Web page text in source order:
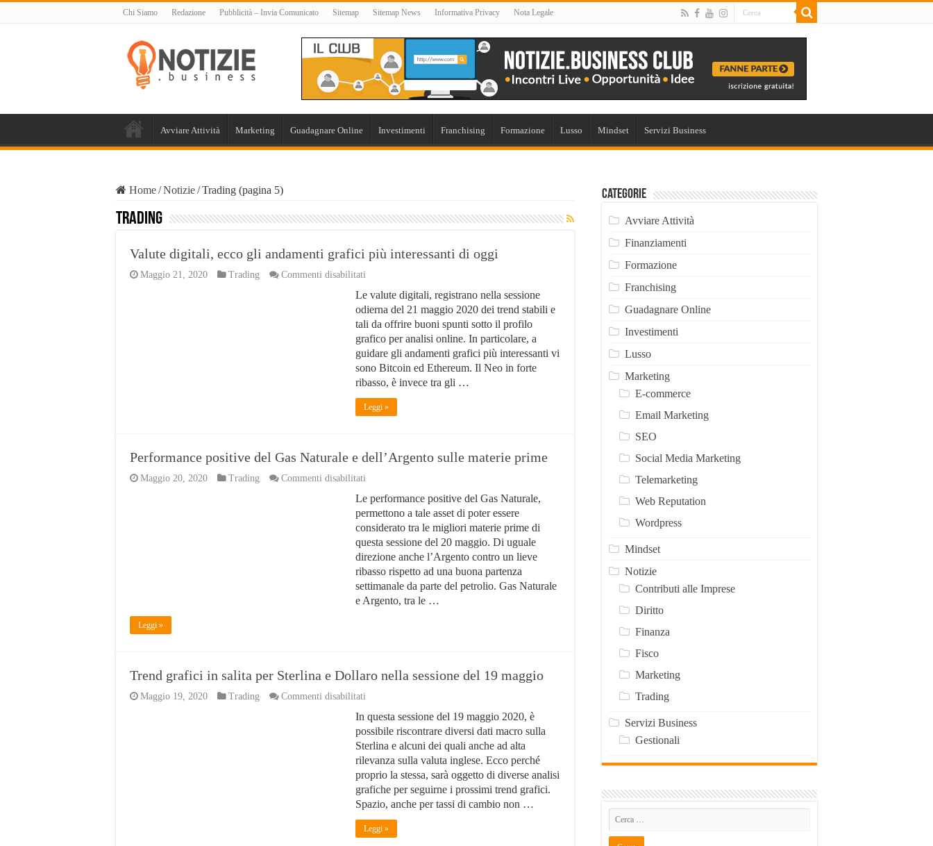
Chi Siamo Redazione Pubblicità – Invia Comunicato Sitemap Sitemap News Informativa Privacy Nota Legale
Avviare Attività Marketing Guadagnare Online Investimenti Franchising Formazione Lusso Mindset Servizi Business
Home/Notizie/Trading (pagina 5)
Trading
Valute digitali, ecco gli andamenti grafici più interessanti di oggi
Maggio 21, 2020 Trading Commenti disabilitati
digitali,
ecco
gli
andamenti
grafici
più
interessanti
di
oggi
Le valute digitali, registrano nella sessione
odierna del 21 maggio 2020 dei trend stabili e
tali da offrire buoni spunti sotto il profilo
grafico per analisi online. In particolare, a
guidare gli andamenti grafici più interessanti vi
sono Bitcoin ed Ethereum. Il Neo in forte
ribasso, è invece tra gli …
Leggi »
Performance positive del Gas Naturale e dell’Argento sulle materie prime
Maggio 20, 2020 Trading Commenti disabilitati
positive
del
Gas
Naturale
e
dell’Argento
materie
prime
Le performance positive del Gas Naturale,
permettono a tale asset di poter essere
considerato tra le migliori materie prime di
questa sessione del 20 maggio. Di uguale
direzione anche l’Argento contro un lieve
ribasso rispetto ad una buona partenza
settimanale da parte del petrolio. Gas Naturale
e Argento, tra le …
Leggi »
Trend grafici in salita per Sterlina e Dollaro nella sessione del 19 maggio
Maggio 19, 2020 Trading Commenti disabilitati
grafici
in
salita
per
Sterlina
e
Dollaro
nella
sessione
del
19
maggio
In questa sessione del 19 maggio 2020, è
possibile riscontrare diversi dati macro sulla
Sterlina e alcuni dei quali anche ad alta
rilevanza sulla valuta inglese. Ecco perché
proprio la stessa, sarà oggetto di diverse analisi
grafiche per seguirne i prossimi trend grafici.
Spazio, anche per tassi di cambio non …
Leggi »
Categorie
Avviare Attività
Finanziamenti
Formazione
Franchising
Guadagnare Online
Investimenti
Lusso
Marketing
E-commerce
Email Marketing
SEO
Social Media Marketing
Telemarketing
Web Reputation
Wordpress
Mindset
Notizie
Contributi alle Imprese
Diritto
Finanza
Fisco
Marketing
Trading
Servizi Business
Gestionali